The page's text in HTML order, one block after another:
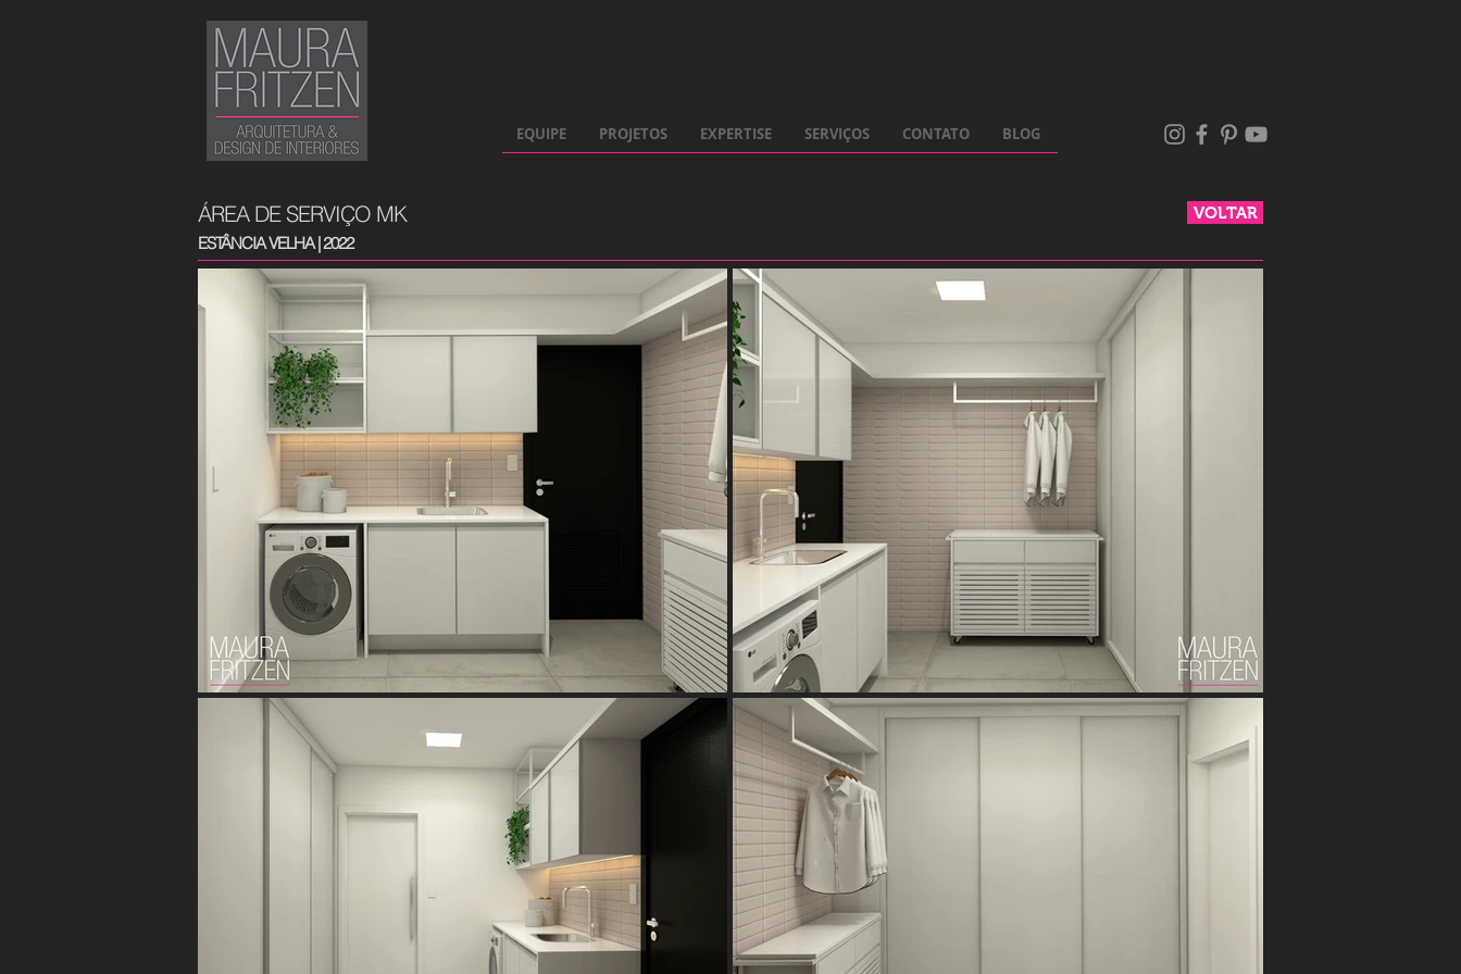
EQUIPE PROJETOS EXPERTISE SERVIÇOS CONTATO BLOG
ÁREA DE SERVIÇO MK
ESTÂNCIA VELHA | 2022
VOLTAR